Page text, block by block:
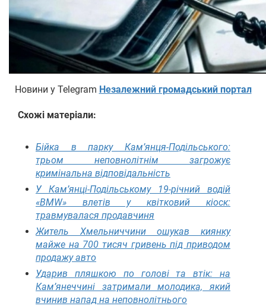
Новини у Telegram Незалежний громадський портал
Схожі матеріали:
Бійка в парку Кам’янця-Подільського:
трьом неповнолітнім загрожує
кримінальна відповідальність
У Кам’янці-Подільському 19-річний водій
«BMW» влетів у квітковий кіоск:
травмувалася продавчиня
Житель Хмельниччини ошукав киянку
майже на 700 тисяч гривень під приводом
продажу авто
Ударив пляшкою по голові та втік: на
Кам’янеччині затримали молодика, який
вчинив напад на неповнолітнього